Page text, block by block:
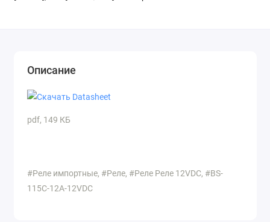
Описание
pdf, 149 КБ
#Реле импортные, #Реле, #Реле Реле 12VDC, #BS-
115C-12A-12VDC